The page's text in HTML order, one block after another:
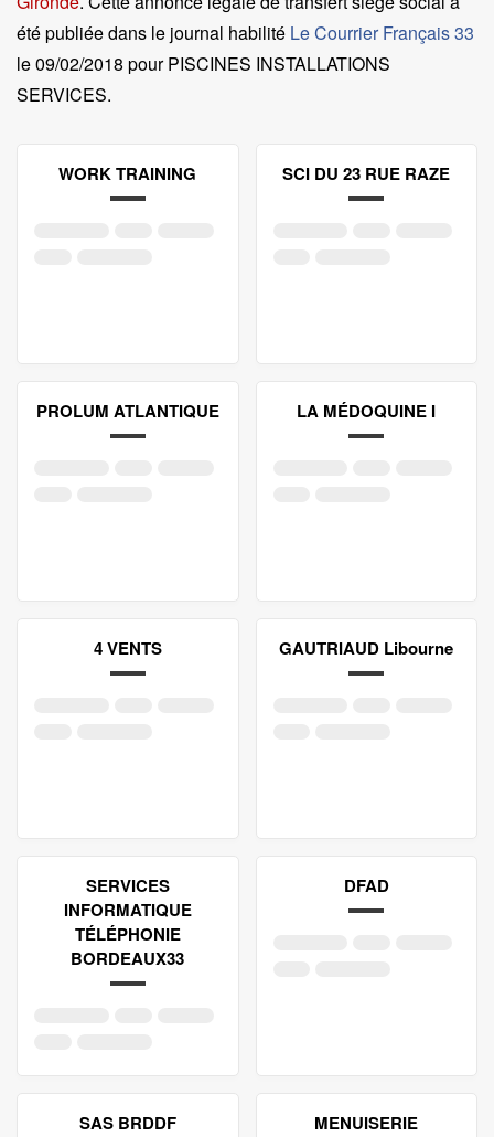
été publiée dans le journal habilité Le Courrier Français 33
le09/02/2018 pour PISCINES INSTALLATIONS
SERVICES.
WORK TRAINING SCI DU 23 RUE RAZE
PROLUM ATLANTIQUE LA MÉDOQUINE I
4 VENTS GAUTRIAUD Libourne
SERVICES
INFORMATIQUE
TÉLÉPHONIE
BORDEAUX33
DFAD
SAS BRDDF
MENUISERIE